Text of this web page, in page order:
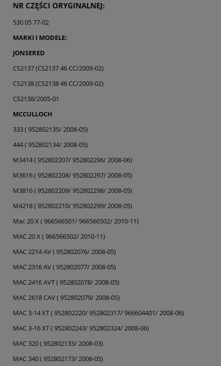
NR CZĘŚCI ORYGINALNEJ:
530 05 77-02
MARKI I MODELE:
JONSERED
CS2137 (CS2137 46 CC/2009-02)
CS2138 (CS2138 46 CC/2009-02)
CS2138/2005-01
MCCULLOCH
333 ( 952802135/ 2008-05)
444 ( 952802134/ 2008-05)
M3414 ( 952802207/ 952802296/ 2008-06)
M3616 ( 952802208/ 952802297/ 2008-05)
M3816 ( 952802209/ 952802298/ 2008-05)
M4218 ( 952802210/ 952802299/ 2008-05)
Mac 20 X ( 966566501/ 966566502/ 2010-11)
MAC 20 X ( 966566502/ 2010-11)
MAC 2214 AV ( 952802076/ 2008-05)
MAC 2316 AV ( 952802077/ 2008-05)
MAC 2416 AVT ( 952802078/ 2008-05)
MAC 2618 CAV ( 952802079/ 2008-05)
MAC 3-14 XT ( 952802220/ 952802317/ 966604401/ 2008-06)
MAC 3-16 XT ( 952802243/ 952802324/ 2008-06)
MAC 320 ( 952802133/ 2008-03)
MAC 340 ( 952802173/ 2008-05)